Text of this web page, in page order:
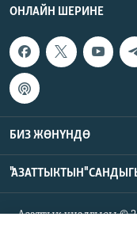
ОНЛАЙН ШЕРИНЕ
БИЗ ЖӨНҮНДӨ
"АЗАТТЫКТЫН"
Азаттык үналгысы ©